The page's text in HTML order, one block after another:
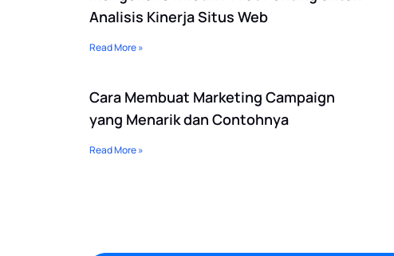
Analisis Kinerja Situs Web
Read More »
Cara Membuat Marketing Campaign
yang Menarik dan Contohnya
Read More »